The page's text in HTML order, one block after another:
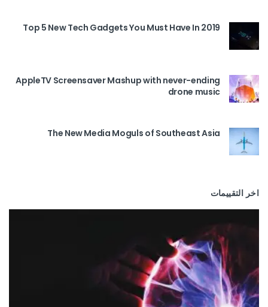
Top 5 New Tech Gadgets You Must Have In 2019
AppleTV Screensaver Mashup with never-ending
drone music
The New Media Moguls of Southeast Asia
اخر التقييمات